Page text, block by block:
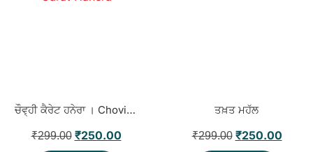
ਚੌਵ੍ਹੀ ਕੈਰੇਟ ਹਨੇਰਾ । Chovi Carat Hanera
₹299.00 ₹250.00
ਤਖ਼ਤ ਮਹੱਲ
₹299.00 ₹250.00